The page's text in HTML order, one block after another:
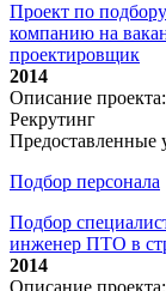
Проект по
компанию на
проектировщик
2014
Описание проекта:
Рекрутинг
Предоставленные
Подбор персонала
Подбор
инженер ПТО в
2014